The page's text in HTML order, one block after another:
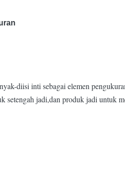
diisi inti sebagai elemen
setengah jadi,dan produk jadi untuk